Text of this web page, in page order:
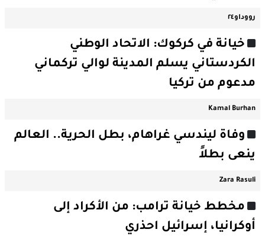
رووداو٢٤
خيانة في كركوك: الاتحاد الوطني
الكردستاني يسلم المدينة لوالي تركماني
مدعوم من تركيا
Kamal Burhan
وفاة ليندسي غراهام، بطل الحرية.. العالم
ينعى بطلاً
Zara Rasuli
مخطط خيانة ترامب: من الأكراد إلى
أوكرانيا، إسرائيل احذري